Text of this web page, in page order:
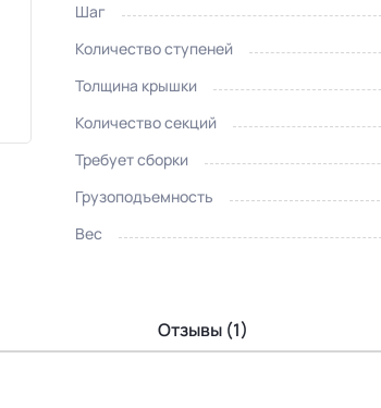
Шаг
Количество ступеней
Толщина крышки
Количество секций
Требует сборки
Грузоподъемность
Вес
Отзывы (1)